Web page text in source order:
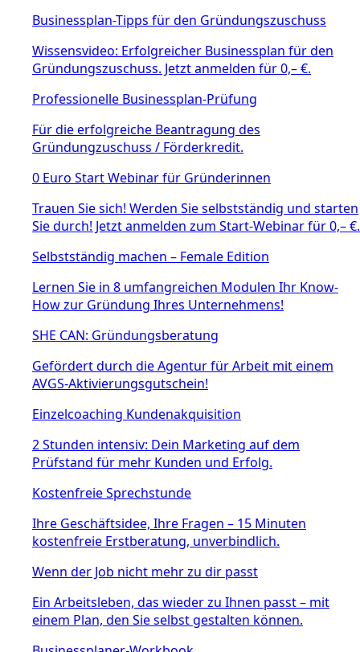
Businessplan-Tipps für den Gründungszuschuss
Wissensvideo: Erfolgreicher Businessplan für den
Gründungszuschuss. Jetzt anmelden für 0,– €.
Professionelle Businessplan-Prüfung
Für die erfolgreiche Beantragung des
Gründungzuschuss / Förderkredit.
0 Euro Start Webinar für Gründerinnen
Trauen Sie sich! Werden Sie selbstständig und starten
Sie durch! Jetzt anmelden zum Start-Webinar für 0,– €.
Selbstständig machen – Female Edition
Lernen Sie in 8 umfangreichen Modulen Ihr Know-
How zur Gründung Ihres Unternehmens!
SHE CAN: Gründungsberatung
Gefördert durch die Agentur für Arbeit mit einem
AVGS-Aktivierungsgutschein!
Einzelcoaching Kundenakquisition
2 Stunden intensiv: Dein Marketing auf dem
Prüfstand für mehr Kunden und Erfolg.
Kostenfreie Sprechstunde
Ihre Geschäftsidee, Ihre Fragen – 15 Minuten
kostenfreie Erstberatung, unverbindlich.
Wenn der Job nicht mehr zu dir passt
Ein Arbeitsleben, das wieder zu Ihnen passt – mit
einem Plan, den Sie selbst gestalten können.